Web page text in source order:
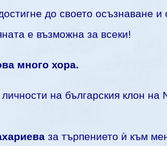
до своето осъзнаване и
е възможна за всеки!
много хора.
на българския клон на
за търпението ѝ към